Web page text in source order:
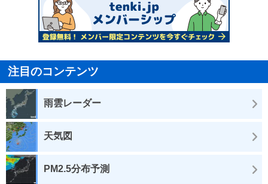
注目のコンテンツ
雨雲レーダー
天気図
PM2.5分布予測